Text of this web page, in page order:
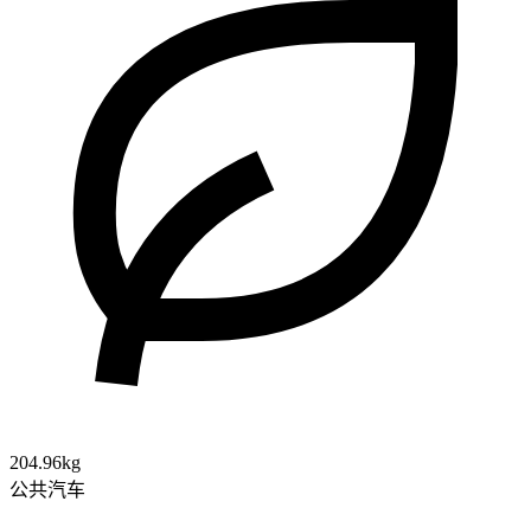
204.96kg
公共汽车